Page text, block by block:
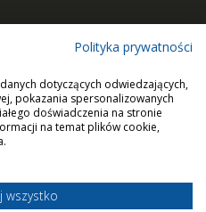
Polityka prywatności
dotyczących odwiedzających,
pokazania spersonalizowanych
doświadczenia na stronie
na temat plików cookie,
wszystko